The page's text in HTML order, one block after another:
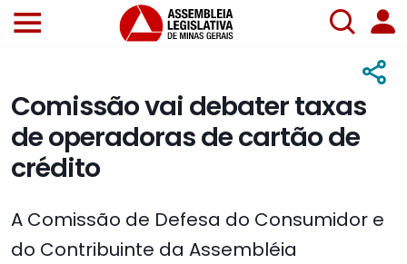
Comissão vai debater taxas
de operadoras de cartão de
crédito
A Comissão de Defesa do Consumidor e
do Contribuinte da Assembléia